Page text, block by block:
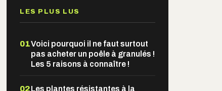
LES PLUS LUS
01Voici pourquoi il ne faut surtout
pas acheter un poêle à granulés !
Les 5 raisons à connaître !
02Les plantes résistantes à la